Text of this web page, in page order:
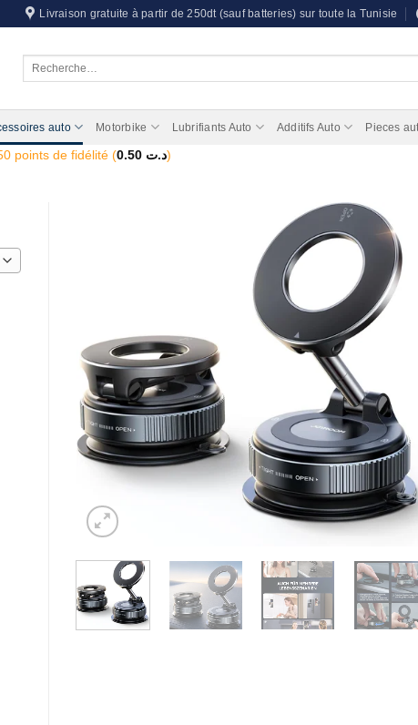
Livraison gratuite à partir de 250dt (sauf batteries) sur toute la Tunisie
auto Motorbike Lubrifiants Auto Additifs Auto Pieces
points de fidélité (0.50 د.ت)